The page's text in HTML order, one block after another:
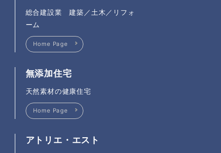
総合建設業 建築／土木／リフォ
ーム
Home Page
無添加住宅
天然素材の健康住宅
Home Page
アトリエ・エスト